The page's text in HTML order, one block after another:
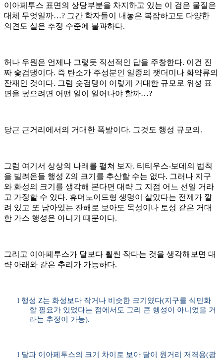
이아페투스 표면의 상당부분을 차지하고 있는 이 검은 물질은
대체 무엇일까…? 그간 학자들이 내놓은 복잡하고도 다양한
의견도 실은 추정 수준에 불과하다.
허나 우원은 언제나 그렇듯 직선적인 답을 주창한다. 이건 진
짜 숯검댕이다. 즉 탄소가 주성분인 일종의 잿더미나 화약류의
잔재인 것이다. 그럼 숯검댕이 이렇게 거대한 규모로 위성 표
면을 덮으려면 어떤 일이 일어나야 할까…?
당근 근거리에서의 거대한 폭발이다. 그것도 행성 규모의 .
그럼 여기서 상상의 나래를 펼쳐 보자. 티티우스-보데의 법칙
을 빌려온들 행성 Z의 크기를 추산할 수는 없다. 그러나 지구
와 화성의 크기를 생각해 본다면 대략 그 지점 어느 선일 거라
고 가정할 수 있다. 휴머노이드형 생명이 살았다는 전제가 깔
려 있고 또 남아있는 잔해로 보아도 목성이나 토성 같은 거대
한 가스 행성은 아니기 때문이다.
그리고 이아페투스가 달보다 훨씬 작다는 것을 생각해보면 대
략 아래와 같은 추리가 가능하다.
l 행성 Z는 화성보다 작거나 비슷한 크기였다(지구를 식민화
할 필요가 있었다는 점에서도 그리 큰 행성이 아니었을 거
라는 추정이 가능).
l 달과 이아페투스의 크기 차이로 보아 달이 원거리 저격용(광